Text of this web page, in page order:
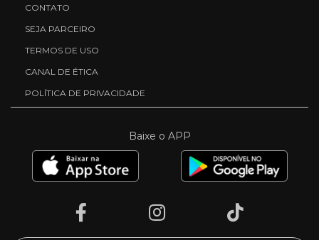
CONTATO
SEJA PARCEIRO
TERMOS DE USO
CANAL DE ÉTICA
POLÍTICA DE PRIVACIDADE
Baixe o APP